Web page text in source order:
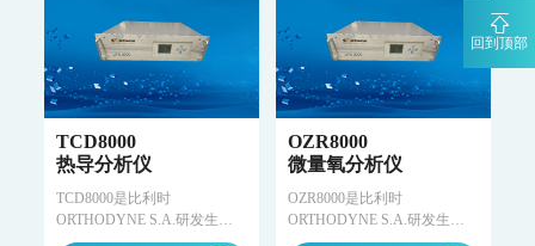
MODEL 1080-EO-微量氧分析仪
MODEL 1080-TM-微量水分析仪
MODEL 4030系列激光分析仪
MODEL 4030Ex-激光气体分析仪
ORTHODYNE色谱分析仪
FID500/600系列-色谱分析仪
DID500/600系列-色谱分析仪
TCD-500-热导检测器色谱仪
DID/AR系列-氩离子化色谱仪-ppm
FID系列-火焰离子化+甲烷转换器色谱仪-ppb-ppm
FID系列-ORTHOPure HDID-ppt-ppb-ppm
回到顶部
TCD8000
热导分析仪
TCD8000是比利时
ORTHODYNE S.A.研发生产
的热导分析仪，采用热导技术
OZR8000
微量氧分析仪
OZR8000是比利时
ORTHODYNE S.A.研发生产
的在线氧化锆分析仪，用于测